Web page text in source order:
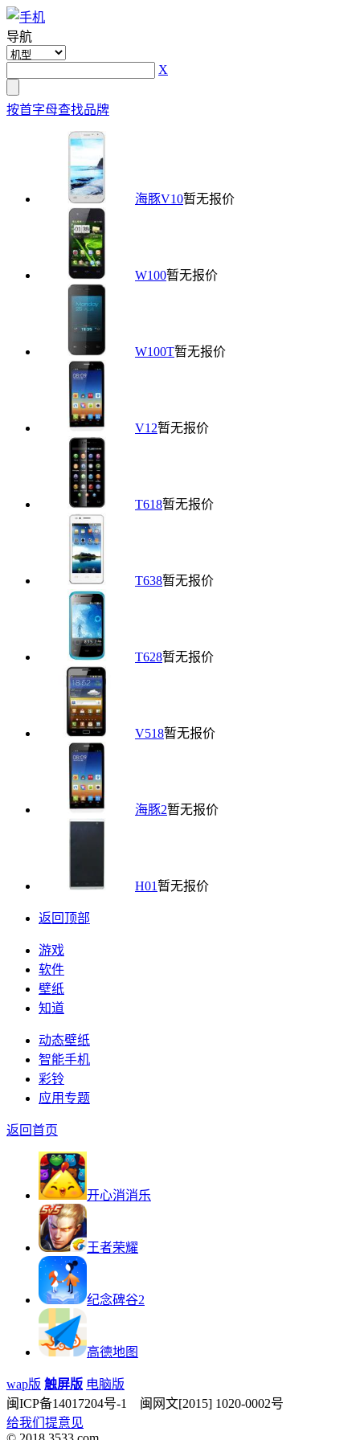
导航
X
按首字母查找品牌
海豚V10暂无报价
W100暂无报价
W100T暂无报价
V12暂无报价
T618暂无报价
T638暂无报价
T628暂无报价
V518暂无报价
海豚2暂无报价
H01 暂无报价
返回顶部
游戏
软件
壁纸
知道
动态壁纸
智能手机
彩铃
应用专题
返回首页
开心消消乐
王者荣耀
纪念碑谷2
高德地图
wap版 触屏版 电脑版
闽ICP备14017204号-1 闽网文[2015] 1020-0002号
给我们提意见